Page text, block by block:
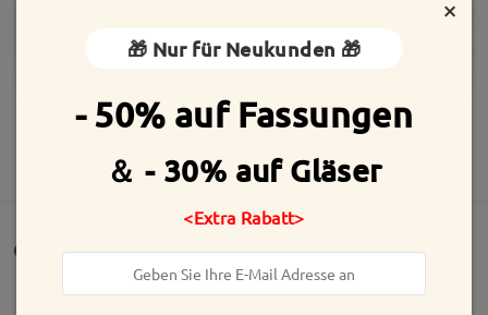
MEHR ANZEIGEN
Customer Reviews(1035)
×
🎁 Nur für Neukunden 🎁
- 50% auf Fassungen
＆ - 30% auf Gläser
<Extra Rabatt>